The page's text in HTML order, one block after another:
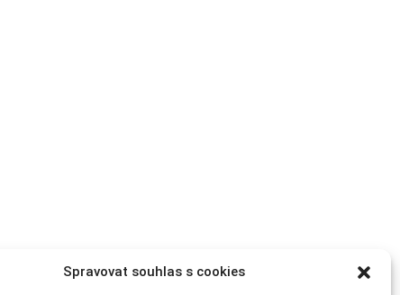
Spravovat souhlas s cookies